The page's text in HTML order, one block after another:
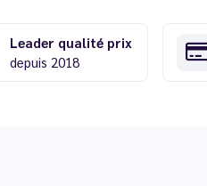
Leader qualité prix
depuis 2018